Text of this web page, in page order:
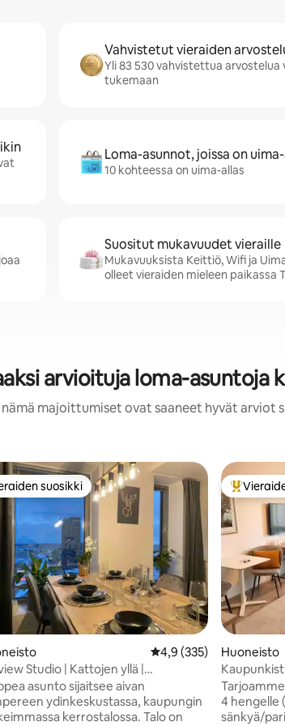
Vahvistetut vieraiden
Yli 83 530 vahvistettua arvostelua
tukemaan
Loma-asunnot, joissa on
10 kohteessa on uima-allas
Suositut mukavuudet vieraille
Mukavuuksista Keittiö, Wifi ja
olleet vieraiden mieleen paikassa
arvioituja loma-asuntoja
majoittumiset ovat saaneet hyvät arviot
suosikki
suosikki
Keskimääräinen arvio
4,9 (335)
Studio | Kattojen yllä |
asunto sijaitsee aivan
ydinkeskustassa, kaupungin
kerrostalossa. Talo on
Vieraiden
Huoneisto
4 hengelle
sänkyä/